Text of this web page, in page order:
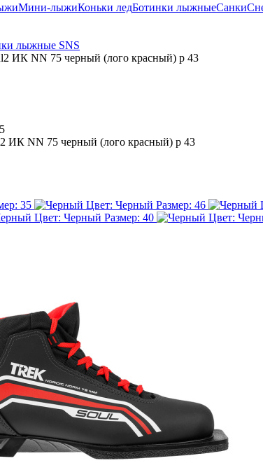
Мини-лыжиКоньки ледБотинки лыжныеСанки
лыжные SNS
ИК NN 75 черный (лого красный) р 43
ИК NN 75 черный (лого красный) р 43
35 Цвет: Черный Размер: 46
Цвет: Черный Размер: 40 Цвет: